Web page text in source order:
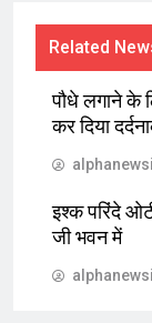
Related
पौधे लगाने के
कर दिया
इश्क परिंदे
जी भवन में